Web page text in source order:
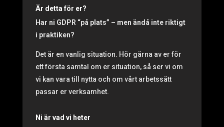
Är detta för er?
Har ni GDPR “på plats” – men ändå inte riktigt
i praktiken?
Det är en vanlig situation. Hör gärna av er för
ett första samtal om er situation, så ser vi om
vi kan vara till nytta och om vårt arbetssätt
passar er verksamhet.
Ni är vad vi heter